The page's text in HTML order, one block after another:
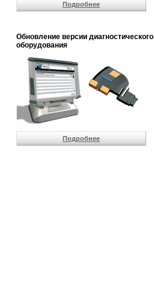
Подробнее
Обновление версии диагностического
оборудования
Подробнее